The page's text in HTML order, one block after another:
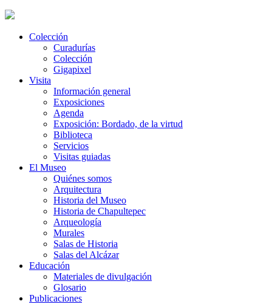
Colección
Curadurías
Colección
Gigapixel
Visita
Información general
Exposiciones
Agenda
Exposición: Bordado, de la virtud
Biblioteca
Servicios
Visitas guiadas
El Museo
Quiénes somos
Arquitectura
Historia del Museo
Historia de Chapultepec
Arqueología
Murales
Salas de Historia
Salas del Alcázar
Educación
Materiales de divulgación
Glosario
Publicaciones